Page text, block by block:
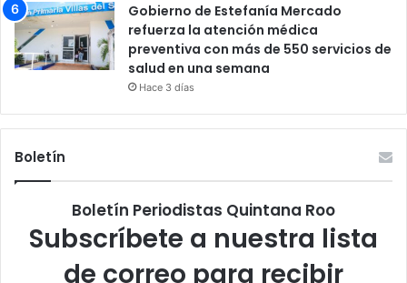
Gobierno de Estefanía Mercado
refuerza la atención médica
preventiva con más de 550 servicios de
salud en una semana
Hace 3 días
Boletín
Boletín Periodistas Quintana Roo
Subscríbete a nuestra lista
de correo para recibir